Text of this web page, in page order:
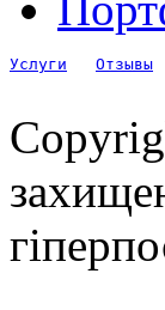
Услуги Отзывы